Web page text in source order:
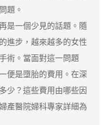
題。
一個少見的話題。隨
進步，越來越多的女性
術。當面對這一問題
便是墮胎的費用。在深
少？這些費用由哪些因
產醫院婦科專家詳細為